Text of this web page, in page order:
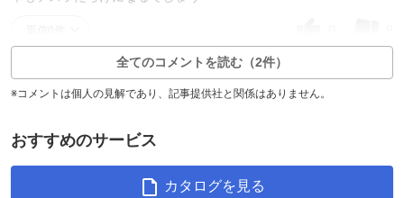
全てのコメントを読む（2件）
※コメントは個人の見解であり、記事提供社と関係はありません。
おすすめのサービス
カタログを見る